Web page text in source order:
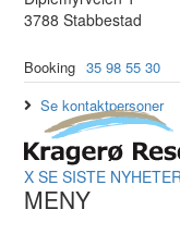
3788 Stabbestad
Booking 35 98 55 30
Se kontaktpersoner
X SE SISTE
MENY